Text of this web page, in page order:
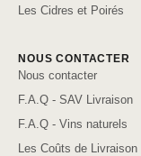
Les Cidres et Poirés
NOUS CONTACTER
Nous contacter
F.A.Q - SAV Livraison
F.A.Q - Vins naturels
Les Coûts de Livraison